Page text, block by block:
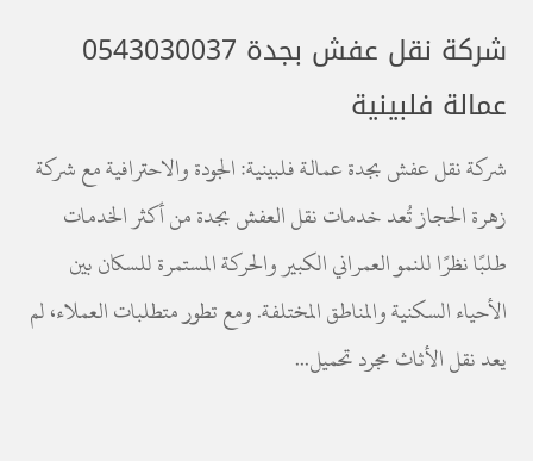
شركة نقل عفش بجدة 0543030037
عمالة فلبينية
شركة نقل عفش بجدة عمالة فلبينية: الجودة والاحترافية مع شركة
زهرة الحجاز تُعد خدمات نقل العفش بجدة من أكثر الخدمات
طلبًا نظرًا للنمو العمراني الكبير والحركة المستمرة للسكان بين
الأحياء السكنية والمناطق المختلفة. ومع تطور متطلبات العملاء، لم
يعد نقل الأثاث مجرد تحميل...